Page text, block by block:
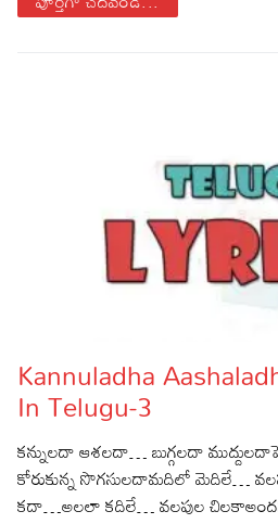
Kannuladha
In Telugu-3
కన్నులదా ఆశలదా… బుగ్గలదా
కోరుకున్న సొగసులదామదిలో మెదిలే…
కదా…అలలా కదిలే… వలపుల